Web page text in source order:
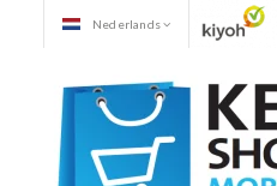
Nederlands